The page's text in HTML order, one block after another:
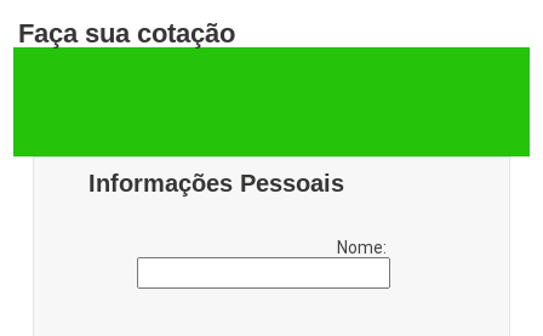
Faça sua cotação
Informações Pessoais
Nome: